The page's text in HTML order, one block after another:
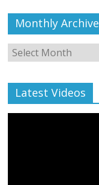
Monthly Archive
Monthly
Archive
Latest Videos